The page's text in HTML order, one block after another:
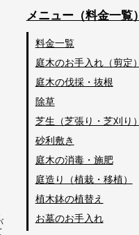
メニュー（料金一覧）
料金一覧
庭木のお手入れ（剪定）
庭木の伐採・抜根
除草
芝生（芝張り・芝刈り）
砂利敷き
庭木の消毒・施肥
庭造り（植栽・移植）
植木鉢の植替え
お墓のお手入れ